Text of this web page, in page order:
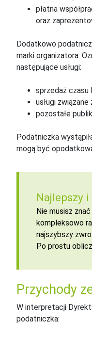
płatna
oraz
Dodatkowo
marki organizatora.
następujące usługi:
sprzedaż czasu
usługi
pozostałe
Podatniczka
mogą być
Najlepszy
Nie musisz
kompleksowo
najszybszy
Po prostu oblicz
Przychody
W interpretacji
podatniczka: